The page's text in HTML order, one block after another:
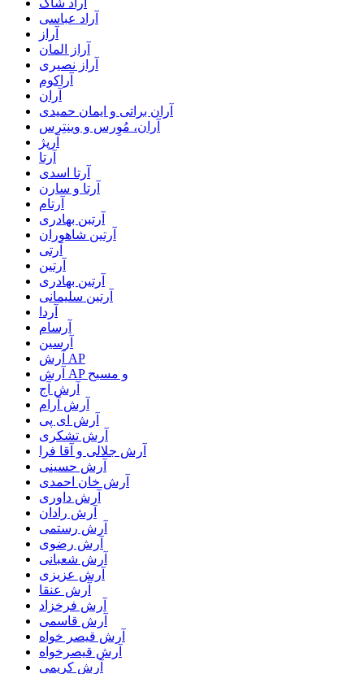
آراد شاک
آراد عباسی
آراز
آراز المان
آراز نصیری
آراکوم
آران
آران براتی و ایمان حمیدی
آران، مُوِرس و وینتِرس
آرپژ
آرتا
آرتا اسدی
آرتا و سارن
آرتام
آرتبن بهادری
آرتين شاهوران
آرتی
آرتین
آرتین بهادری
آرتین سلیمانی
آردا
آرسام
آرسین
آرش AP
آرش AP و مسیح
آرش آج
آرش آرام
آرش ای پی
آرش تشکری
آرش جلالی و آقا فرا
آرش حسینی
آرش خان احمدی
آرش داوری
آرش رادان
آرش رستمى
آرش رضوی
آرش شعبانی
آرش عزیزی
آرش عنقا
آرش فرخزاد
آرش قاسمی
آرش قیصر خواه
آرش قیصرخواه
آرش کریمی